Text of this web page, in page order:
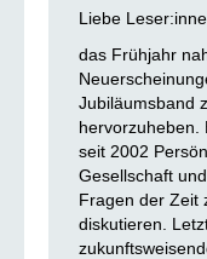
Liebe
das Frühjahr
Jubiläumsband
hervorzuheben.
seit 2002
Gesellschaft
Fragen der Zeit
diskutieren.